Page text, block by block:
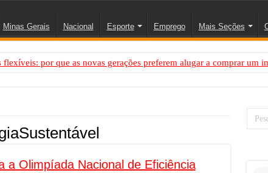
Minas Gerais Nacional Esporte Emprego Mais Seções
flexíveis: por que as novas gerações preferem alugar a comprar um
de transfer passeios e traslados em Porto Seguro, Bahia
desconfia dos canais de denúncia das empresas
força no Brasil com a chegada da VIVAMOMENTO ao polo
a Olimpíada Nacional de Eficiência